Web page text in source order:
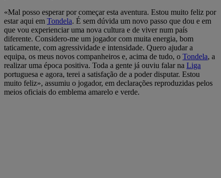
«Mal posso esperar por começar esta aventura. Estou muito feliz por
estar aqui em Tondela. É sem dúvida um novo passo que dou e em
que vou experienciar uma nova cultura e de viver num país
diferente. Considero-me um jogador com muita energia, bom
taticamente, com agressividade e intensidade. Quero ajudar a
equipa, os meus novos companheiros e, acima de tudo, o Tondela, a
realizar uma época positiva. Toda a gente já ouviu falar na Liga
portuguesa e agora, terei a satisfação de a poder disputar. Estou
muito feliz», assumiu o jogador, em declarações reproduzidas pelos
meios oficiais do emblema amarelo e verde.